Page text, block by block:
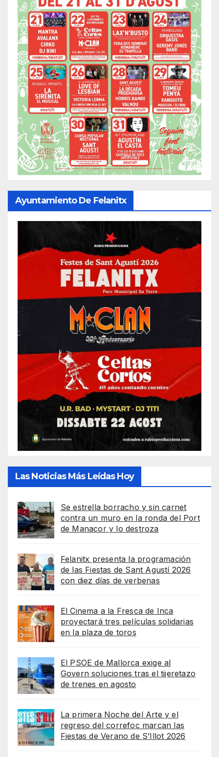
Ayuntamiento De Felanitx
Las Noticias Más Leídas Hoy
Se estrella borracho y sin carnet
contra un muro en la ronda del Port
de Manacor y lo destroza
Felanitx presenta la programación
de las Fiestas de Sant Agustí 2026
con diez días de verbenas
El Cinema a la Fresca de Inca
proyectará tres películas solidarias
en la plaza de toros
El PSOE de Mallorca exige al
Govern soluciones tras el tijeretazo
de trenes en agosto
La primera Noche del Arte y el
regreso del correfoc marcan las
Fiestas de Verano de S’Illot 2026